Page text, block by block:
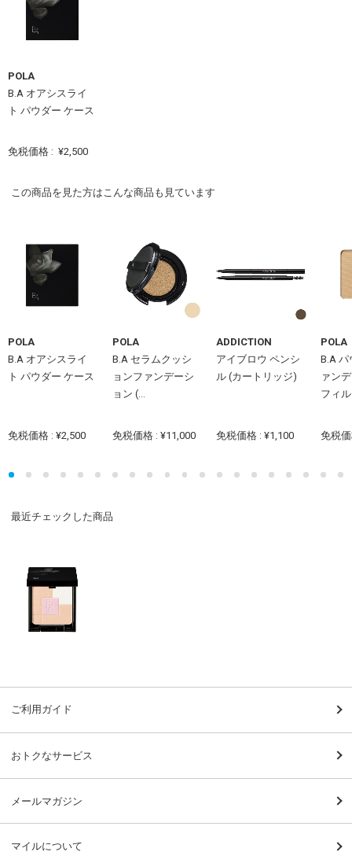
POLA
B.A オアシスライ
ト パウダー ケース
免税価格 : ¥2,500
この商品を見た方はこんな商品も見ています
POLA
B.A オアシスライ
ト パウダー ケース
免税価格 : ¥2,500
POLA
B.A セラムクッシ
ョンファンデーシ
ョン (...
免税価格 : ¥11,000
ADDICTION
アイブロウ ペンシ
ル (カートリッジ)
免税価格 : ¥1,100
POLA
B.A パ
ァン
フィル
免税
最近チェックした商品
ご利用ガイド
おトクなサービス
メールマガジン
マイルについて